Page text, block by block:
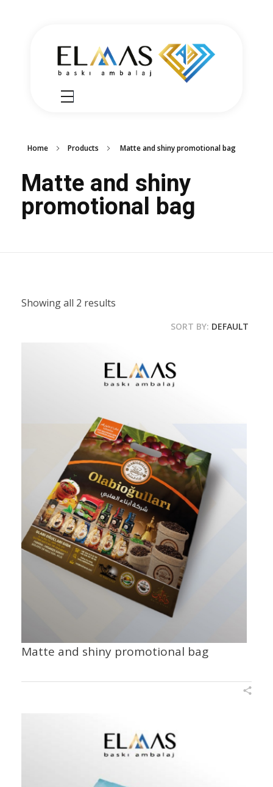
Elmas Ambalajشركة الماس امبلاج في تركيا مختصين في مجالي الطباعة والتغليف للعديد من المنتجات الغذائية والصناعية من رول التغليف وأكياس النايلون بسرعة واتقان وجودة عالية في التنفيذ ضمن أعلى المعايير العالمية وبأسعار منافسة
Home Products Matte and shiny promotional bag
Matte and shiny
promotional bag
Showing all 2 results
SORT BY: DEFAULT
Matte and shiny promotional bag